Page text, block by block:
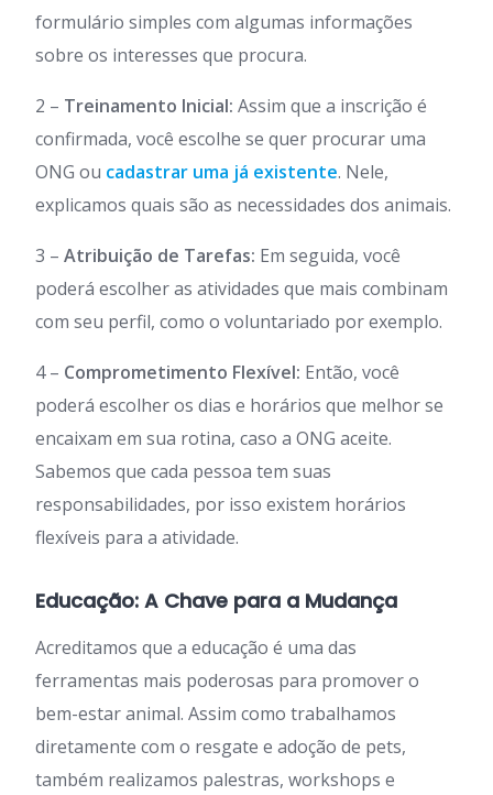
formulário simples com algumas informações
sobre os interesses que procura.
2 – Treinamento Inicial: Assim que a inscrição é
confirmada, você escolhe se quer procurar uma
ONG ou cadastrar uma já existente. Nele,
explicamos quais são as necessidades dos animais.
3 – Atribuição de Tarefas: Em seguida, você
poderá escolher as atividades que mais combinam
com seu perfil, como o voluntariado por exemplo.
4 – Comprometimento Flexível: Então, você
poderá escolher os dias e horários que melhor se
encaixam em sua rotina, caso a ONG aceite.
Sabemos que cada pessoa tem suas
responsabilidades, por isso existem horários
flexíveis para a atividade.
Educação: A Chave para a Mudança
Acreditamos que a educação é uma das
ferramentas mais poderosas para promover o
bem-estar animal. Assim como trabalhamos
diretamente com o resgate e adoção de pets,
também realizamos palestras, workshops e